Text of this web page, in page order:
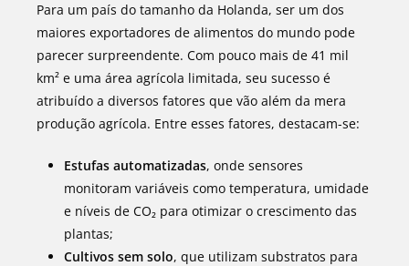
Para um país do tamanho da Holanda, ser um dos
maiores exportadores de alimentos do mundo pode
parecer surpreendente. Com pouco mais de 41 mil
km² e uma área agrícola limitada, seu sucesso é
atribuído a diversos fatores que vão além da mera
produção agrícola. Entre esses fatores, destacam-se:
Estufas automatizadas, onde sensores
monitoram variáveis como temperatura, umidade
e níveis de CO₂ para otimizar o crescimento das
plantas;
Cultivos sem solo, que utilizam substratos para